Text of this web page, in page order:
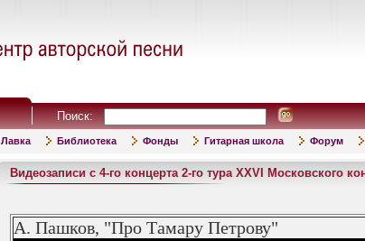
Поиск:
Лавка Библиотека Фонды Гитарная школа Форум
Видеозаписи с 4-го концерта 2-го тура XXVI Московского
А. Пашков, "Про Тамару Петрову"